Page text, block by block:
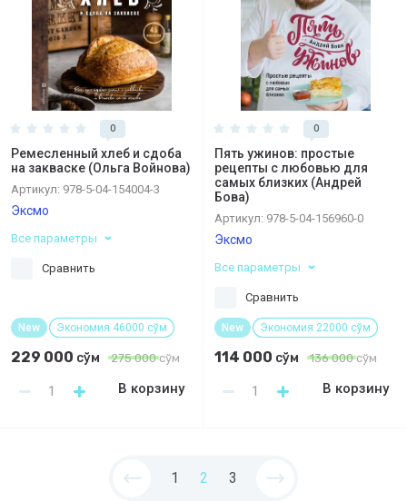
0
Ремесленный хлеб и сдоба
на закваске (Ольга Войнова)
Артикул: 978-5-04-154004-3
Эксмо
Все параметры
Сравнить
New Экономия 46000 сўм
229 000 сўм 275 000сўм
В корзину
0
Пять ужинов: простые
рецепты с любовью для
самых близких (Андрей
Бова)
Артикул: 978-5-04-156960-0
Эксмо
Все параметры
Сравнить
New Экономия 22000 сўм
114 000 сўм 136 000сўм
В корзину
1 2 3